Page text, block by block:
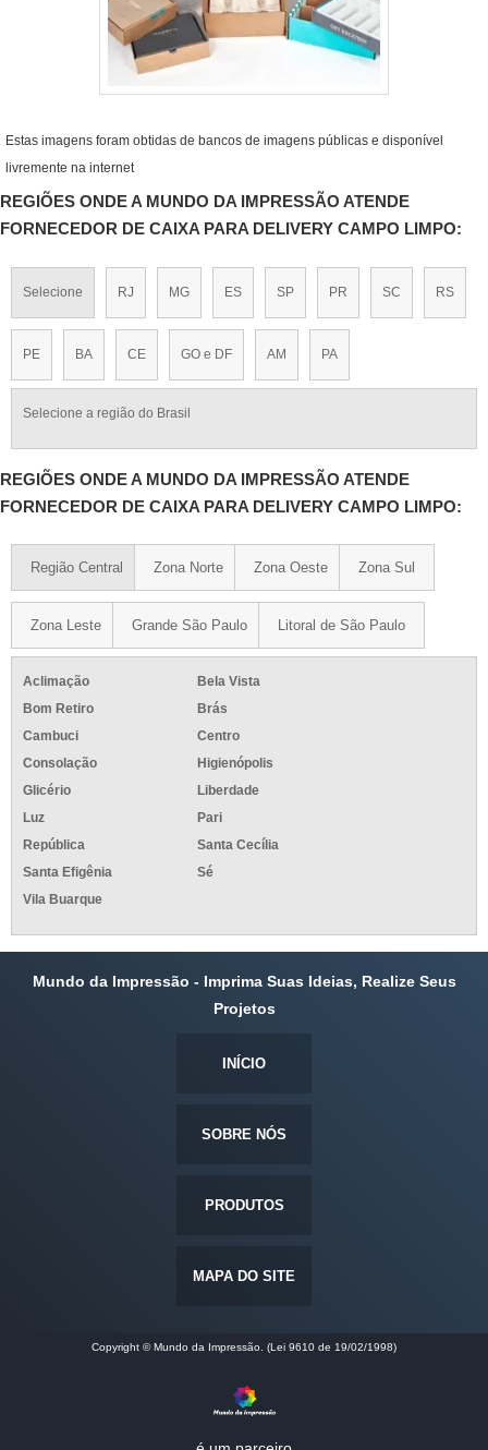
Estas imagens foram obtidas de bancos de imagens públicas e disponível
livremente na internet
REGIÕES ONDE A MUNDO DA IMPRESSÃO ATENDE
FORNECEDOR DE CAIXA PARA DELIVERY CAMPO LIMPO:
Selecione RJ MG ES SP PR SC RS
PE BA CE GO e DF AM PA
Selecione a região do Brasil
REGIÕES ONDE A MUNDO DA IMPRESSÃO ATENDE
FORNECEDOR DE CAIXA PARA DELIVERY CAMPO LIMPO:
Região Central Zona Norte Zona Oeste Zona Sul
Zona Leste Grande São Paulo Litoral de São Paulo
Aclimação
Bela Vista
Bom Retiro
Brás
Cambuci
Centro
Consolação
Higienópolis
Glicério
Liberdade
Luz
Pari
República
Santa Cecília
Santa Efigênia
Sé
Vila Buarque
Mundo da Impressão - Imprima Suas Ideias, Realize Seus
Projetos
INÍCIO
SOBRE NÓS
PRODUTOS
MAPA DO SITE
Copyright © Mundo da Impressão. (Lei 9610 de 19/02/1998)